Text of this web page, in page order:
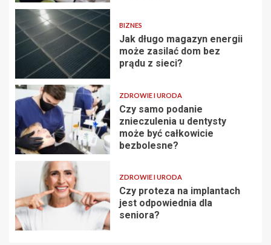
BIZNES
Jak długo magazyn energii
może zasilać dom bez
prądu z sieci?
ZDROWIE I URODA
Czy samo podanie
znieczulenia u dentysty
może być całkowicie
bezbolesne?
ZDROWIE I URODA
Czy proteza na implantach
jest odpowiednia dla
seniora?